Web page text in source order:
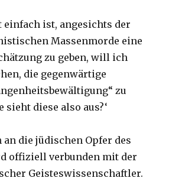
einfach ist, angesichts der
Massenmorde eine
zu geben, will ich
die gegenwärtige
zu
sieht diese also aus?‘
an die jüdischen Opfer des
offiziell verbunden mit der
Geisteswissenschaftler.